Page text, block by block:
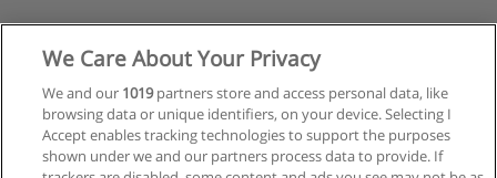
We Care About Your Privacy
We and our 1019partners store and access personal data, like
browsing data or unique identifiers, on your device. Selecting I
Accept enables tracking technologies to support the purposes
shown under we and our partners process data to provide. If